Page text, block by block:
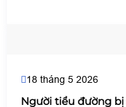
18 tháng 5 2026
Người tiểu đường